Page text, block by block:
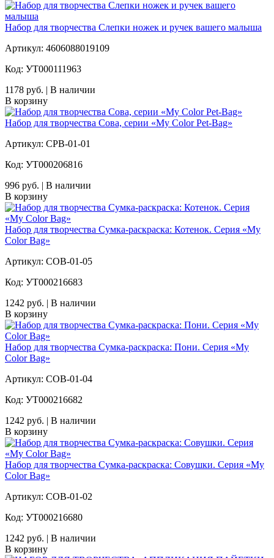
Набор для творчества Слепки ножек и ручек вашего малыша
Артикул: 4606088019109
Код: УТ000111963
1178 руб. | В наличии
В корзину
Набор для творчества Сова, серии «My Color Pet-Bag»
Артикул: CPB-01-01
Код: УТ000206816
996 руб. | В наличии
В корзину
Набор для творчества Сумка-раскраска: Котенок. Серия «My
Color Bag»
Артикул: COB-01-05
Код: УТ000216683
1242 руб. | В наличии
В корзину
Набор для творчества Сумка-раскраска: Пони. Серия «My
Color Bag»
Артикул: COB-01-04
Код: УТ000216682
1242 руб. | В наличии
В корзину
Набор для творчества Сумка-раскраска: Совушки. Серия «My
Color Bag»
Артикул: COB-01-02
Код: УТ000216680
1242 руб. | В наличии
В корзину